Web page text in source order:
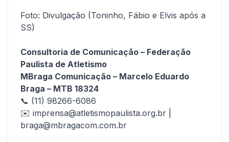
Foto: Divulgação (Toninho, Fábio e Elvis após a
SS)
Consultoria de Comunicação – Federação
Paulista de Atletismo
MBraga Comunicação – Marcelo Eduardo
Braga – MTB 18324
📞 (11) 98266-6086
✉️ imprensa@atletismopaulista.org.br
braga@mbragacom.com.br